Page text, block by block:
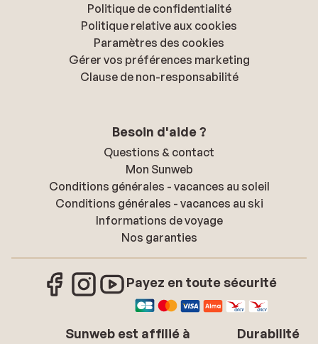
Politique de confidentialité
Politique relative aux cookies
Paramètres des cookies
Gérer vos préférences marketing
Clause de non-responsabilité
Besoin d'aide ?
Questions & contact
Mon Sunweb
Conditions générales - vacances au soleil
Conditions générales - vacances au ski
Informations de voyage
Nos garanties
Payez en toute sécurité
Sunweb est affilié à Durabilité